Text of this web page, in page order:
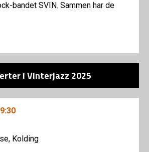
bandet SVIN. Sammen har de
i Vinterjazz 2025
Kolding